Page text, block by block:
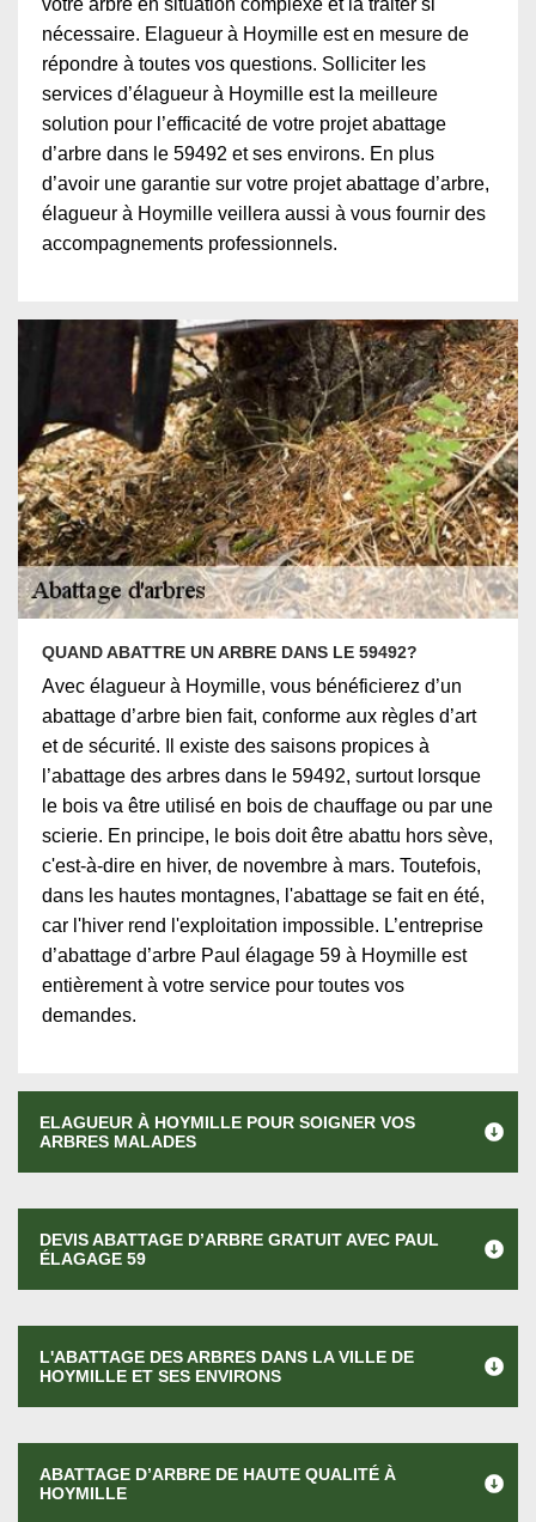
votre arbre en situation complexe et la traiter si
nécessaire. Elagueur à Hoymille est en mesure de
répondre à toutes vos questions. Solliciter les
services d’élagueur à Hoymille est la meilleure
solution pour l’efficacité de votre projet abattage
d’arbre dans le 59492 et ses environs. En plus
d’avoir une garantie sur votre projet abattage d’arbre,
élagueur à Hoymille veillera aussi à vous fournir des
accompagnements professionnels.
QUAND ABATTRE UN ARBRE DANS LE 59492?
Avec élagueur à Hoymille, vous bénéficierez d’un
abattage d’arbre bien fait, conforme aux règles d’art
et de sécurité. Il existe des saisons propices à
l’abattage des arbres dans le 59492, surtout lorsque
le bois va être utilisé en bois de chauffage ou par une
scierie. En principe, le bois doit être abattu hors sève,
c'est-à-dire en hiver, de novembre à mars. Toutefois,
dans les hautes montagnes, l'abattage se fait en été,
car l'hiver rend l'exploitation impossible. L’entreprise
d’abattage d’arbre Paul élagage 59 à Hoymille est
entièrement à votre service pour toutes vos
demandes.
ELAGUEUR À HOYMILLE POUR SOIGNER VOS
ARBRES MALADES
DEVIS ABATTAGE D’ARBRE GRATUIT AVEC PAUL
ÉLAGAGE 59
L'ABATTAGE DES ARBRES DANS LA VILLE DE
HOYMILLE ET SES ENVIRONS
ABATTAGE D’ARBRE DE HAUTE QUALITÉ À
HOYMILLE